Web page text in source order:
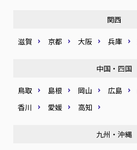
関西
滋賀 京都 大阪 兵庫
中国・四国
鳥取 島根 岡山 広島
香川
愛媛 高知
九州・沖縄